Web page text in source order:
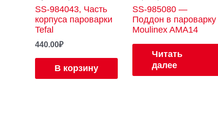
SS-984043, Часть
корпуса пароварки
Tefal
440.00₽
В корзину
SS-985080 —
Поддон в пароварку
Moulinex AMA14
Читать
далее